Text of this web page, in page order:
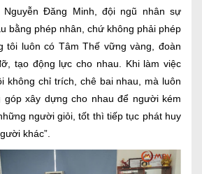
Nguyễn Đăng Minh, đội ngũ nhân sự
bằng phép nhân, chứ không phải phép
tôi luôn có Tâm Thế vững vàng, đoàn
tạo động lực cho nhau. Khi làm việc
không chỉ trích, chê bai nhau, mà luôn
góp xây dựng cho nhau để người kém
người giỏi, tốt thì tiếp tục phát huy
khác”.